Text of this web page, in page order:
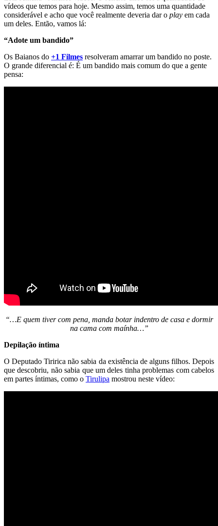
vídeos que temos para hoje. Mesmo assim, temos uma quantidade
considerável e acho que você realmente deveria dar o play em cada
um deles. Então, vamos lá:
“Adote um bandido”
Os Baianos do +1 Filmes resolveram amarrar um bandido no poste.
O grande diferencial é: É um bandido mais comum do que a gente
pensa:
“…E quem tiver com pena, manda botar indentro de casa e dormir
na cama com maínha…”
Depilação íntima
O Deputado Tiririca não sabia da existência de alguns filhos. Depois
que descobriu, não sabia que um deles tinha problemas com cabelos
em partes íntimas, como o Tirulipa mostrou neste vídeo: